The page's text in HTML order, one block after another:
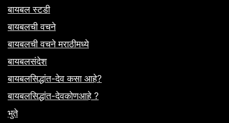
बायबल स्टडी
बायबलची वचने
बायबलची वचने मराठीमध्ये
बायबलसंदेश
बायबलसिद्धांत-देव कसा आहे?
बायबलसिद्धांत-देवकोणआहे ?
भुते